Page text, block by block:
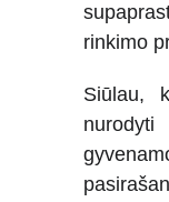
rinkimo
Siūlau,